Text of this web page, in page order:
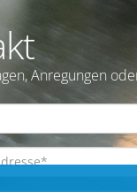
Anregungen